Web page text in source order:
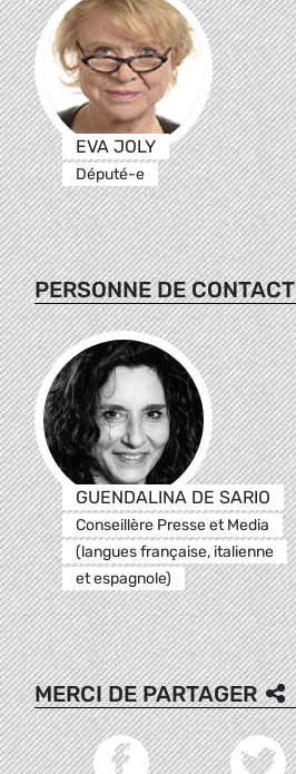
EVA JOLY
Député-e
PERSONNE DE CONTACT
GUENDALINA DE SARIO
Conseillère Presse et Media
(langues française, italienne
et espagnole)
MERCI DE PARTAGER